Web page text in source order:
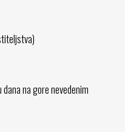
na gore nevedenim